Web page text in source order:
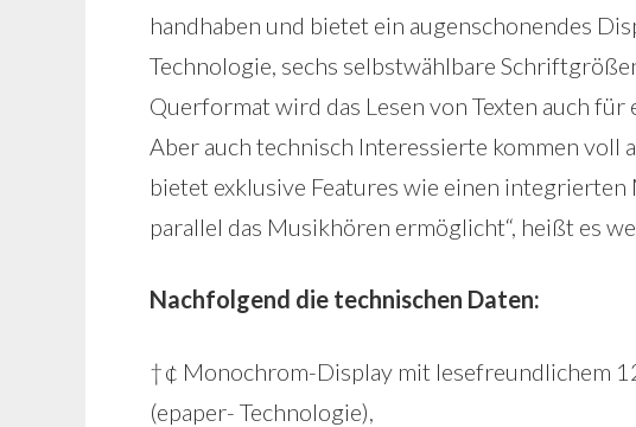
handhaben und bietet ein augenschonendes
Technologie, sechs selbstwählbare
Querformat wird das Lesen von Texten auch
Aber auch technisch Interessierte kommen voll
bietet exklusive Features wie einen integrierten
parallel das Musikhören ermöglicht“, heißt es
Nachfolgend die technischen Daten:
†¢ Monochrom-Display mit lesefreundlichem
(epaper- Technologie),